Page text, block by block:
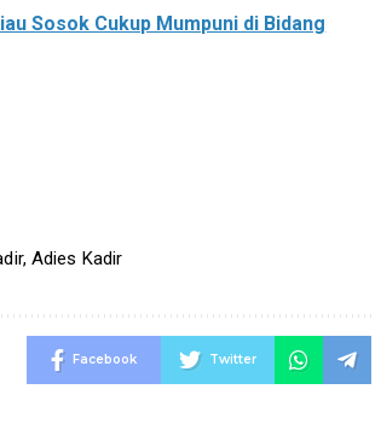
Sosok Cukup Mumpuni di Bidang
, Adies Kadir
Facebook Twitter